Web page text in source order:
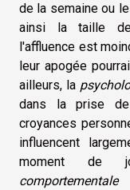
de la semaine ou
ainsi la taille
l'affluence est
leur apogée
ailleurs, la
dans la prise
croyances
influencent
moment de
comportementale